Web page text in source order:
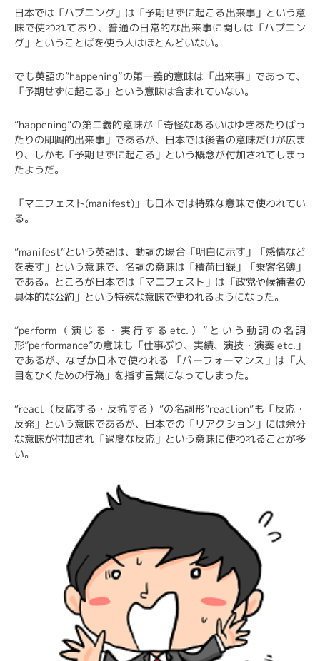
日本では「ハプニング」は「予期せずに起こる出来事」という意
味で使われており、普通の日常的な出来事に関しは「ハプニン
グ」ということばを使う人はほとんどいない。
でも英語の”happening”の第一義的意味は「出来事」であって、
「予期せずに起こる」という意味は含まれていない。
”happening”の第二義的意味が「奇怪なあるいはゆきあたりばっ
たりの即興的出来事」であるが、日本では後者の意味だけが広ま
り、しかも「予期せずに起こる」という概念が付加されてしまっ
たようだ。
「マニフェスト(manifest)」も日本では特殊な意味で使われてい
る。
”manifest”という英語は、動詞の場合「明白に示す」「感情など
を表す」という意味で、名詞の意味は「積荷目録」「乗客名簿」
である。ところが日本では「マニフェスト」は「政党や候補者の
具体的な公約」という特殊な意味で使われるようになった。
“perform（演じる・実行するetc.）”という動詞の名詞
形”performance”の意味も「仕事ぶり、実績、演技・演奏 etc.」
であるが、なぜか日本で使われる 「パーフォーマンス」は「人
目をひくための行為」を指す言葉になってしまった。
“react（反応する・反抗する）”の名詞形”reaction”も「反応・
反発」という意味であるが、日本での「リアクション」には余分
な意味が付加され「過度な反応」という意味に使われることが多
い。